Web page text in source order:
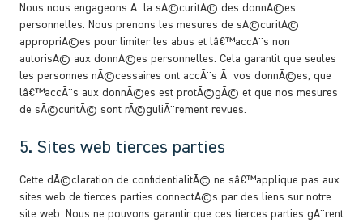
Nous nous engageons Ã la sÃ©curitÃ© des donnÃ©es
personnelles. Nous prenons les mesures de sÃ©curitÃ©
appropriÃ©es pour limiter les abus et lâ€™accÃ¨s non
autorisÃ© aux donnÃ©es personnelles. Cela garantit que seules
les personnes nÃ©cessaires ont accÃ¨s Ã vos donnÃ©es, que
lâ€™accÃ¨s aux donnÃ©es est protÃ©gÃ© et que nos mesures
de sÃ©curitÃ© sont rÃ©guliÃ¨rement revues.
5. Sites web tierces parties
Cette dÃ©claration de confidentialitÃ© ne sâ€™applique pas aux
sites web de tierces parties connectÃ©s par des liens sur notre
site web. Nous ne pouvons garantir que ces tierces parties gÃ¨rent